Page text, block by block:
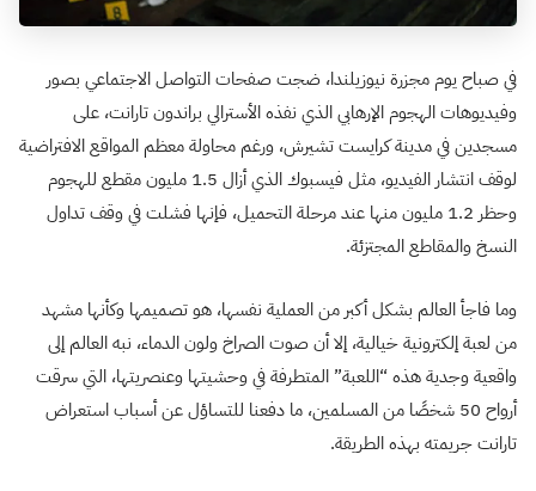
في صباح يوم مجزرة نيوزيلندا، ضجت صفحات التواصل الاجتماعي بصور
وفيديوهات الهجوم الإرهابي الذي نفذه الأسترالي براندون تارانت، على
مسجدين في مدينة كرايست تشيرش، ورغم محاولة معظم المواقع الافتراضية
لوقف انتشار الفيديو، مثل فيسبوك الذي أزال 1.5 مليون مقطع للهجوم
وحظر 1.2 مليون منها عند مرحلة التحميل، فإنها فشلت في وقف تداول
النسخ والمقاطع المجتزئة.
وما فاجأ العالم بشكل أكبر من العملية نفسها، هو تصميمها وكأنها مشهد
من لعبة إلكترونية خيالية، إلا أن صوت الصراخ ولون الدماء، نبه العالم إلى
واقعية وجدية هذه “اللعبة” المتطرفة في وحشيتها وعنصريتها، التي سرقت
أرواح 50 شخصًا من المسلمين، ما دفعنا للتساؤل عن أسباب استعراض
تارانت جريمته بهذه الطريقة.